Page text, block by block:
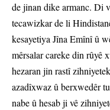
de jinan dike armanc. Di
tecawizkar de li
kesayetiya Jîna Emînî û
mêrsalar careke din rûyê
hezaran jin rastî
azadîxwaz û berxwedêr
nabe û hesab ji vê